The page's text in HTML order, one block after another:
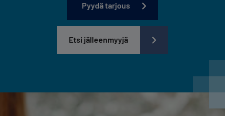
Pyydä tarjous
Etsi jälleenmyyjä